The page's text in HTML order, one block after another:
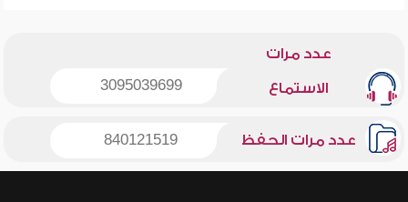
عدد مرات
الاستماع 3095039699
عدد مرات الحفظ 840121519